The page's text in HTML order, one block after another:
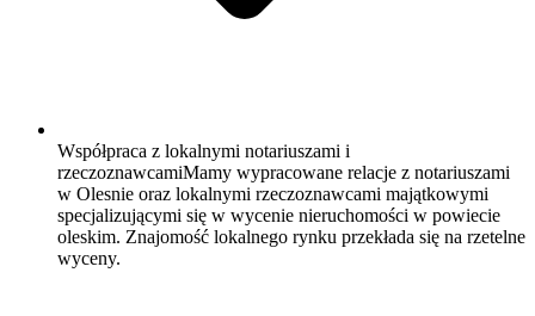
Współpraca z lokalnymi notariuszami i
rzeczoznawcamiMamy wypracowane relacje z notariuszami
w Olesnie oraz lokalnymi rzeczoznawcami majątkowymi
specjalizującymi się w wycenie nieruchomości w powiecie
oleskim. Znajomość lokalnego rynku przekłada się na rzetelne
wyceny.